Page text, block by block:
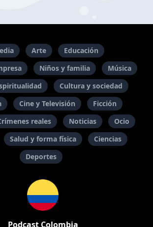
Arte
Educación
Niños y familia
Música
Cultura y sociedad
Cine y Televisión
Ficción
reales Noticias
Ocio
Salud y forma física
Ciencias
Deportes
Podcast Colombia